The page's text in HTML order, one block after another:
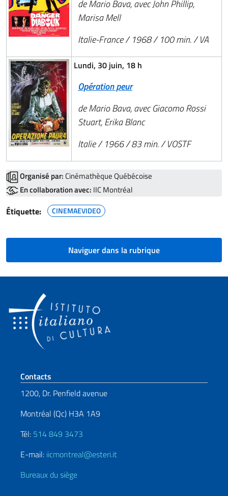
de Mario Bava, avec John Phillip,
Marisa Mell
Italie-France / 1968 / 100 min. / VA
Lundi, 30 juin, 18 h
Opération peur
de Mario Bava, avec Giacomo Rossi
Stuart, Erika Blanc
Italie / 1966 / 83 min. / VOSTF
Organisé par: Cinémathèque Québécoise
En collaboration avec: IIC Montréal
Étiquette: CINEMAEVIDEO
Naviguer dans la rubrique
Section de pied de page
Contacts
1200, Dr. Penfield avenue
Montréal (Qc) H3A 1A9
Tél: 514 849 3473
E-mail: iicmontreal@esteri.it
Bureaux du siège